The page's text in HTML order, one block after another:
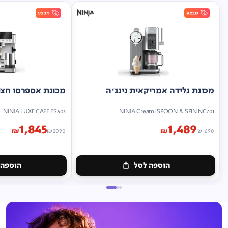
מכונת גלידה אמריקאית נינג'ה
NINJA Creami SPOON & SPIN NC701
₪1690
₪1,489
הוספה לסל
מכונת אספרסו
NINJA LUXE CAFE ES603
₪2090
₪1,845